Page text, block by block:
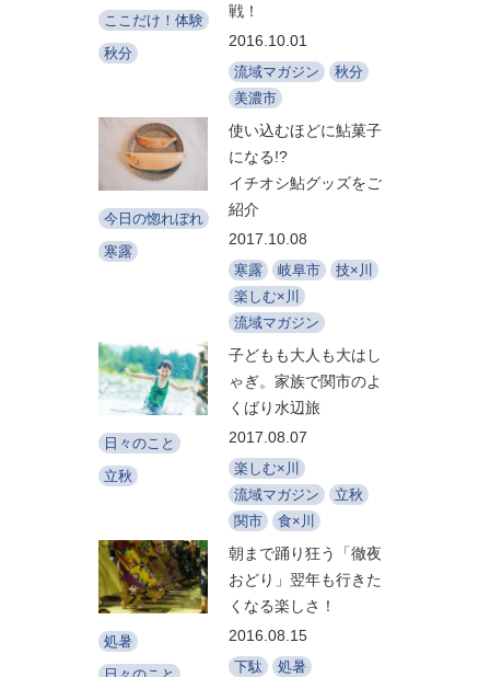
ここだけ！体験
秋分
戦！
2016.10.01
流域マガジン
秋分
美濃市
今日の惚れぼれ
寒露
使い込むほどに鮎菓子
になる!?
イチオシ鮎グッズをご
紹介
2017.10.08
寒露 岐阜市
技×川
楽しむ×川
流域マガジン
日々のこと
立秋
子どもも大人も大はし
ゃぎ。家族で関市のよ
くばり水辺旅
2017.08.07
楽しむ×川
流域マガジン
立秋
関市
食×川
処暑
朝まで踊り狂う「徹夜
おどり」翌年も行きた
くなる楽しさ！
2016.08.15
下駄
処暑